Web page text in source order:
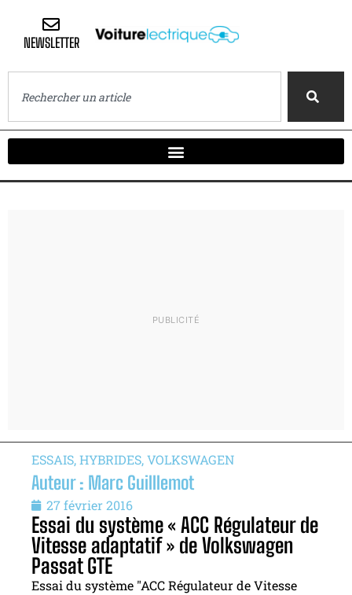
NEWSLETTER
ESSAIS,HYBRIDES,VOLKSWAGEN
Auteur : Marc Guilllemot
27 février 2016
Essai du système « ACC Régulateur de
Vitesse adaptatif » de Volkswagen
Passat GTE
Essai du système "ACC Régulateur de Vitesse